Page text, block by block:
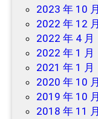
2023 年 10 月
2022 年 12 月
2022 年 4 月
2022 年 1 月
2021 年 1 月
2020 年 10 月
2019 年 10 月
2018 年 11 月